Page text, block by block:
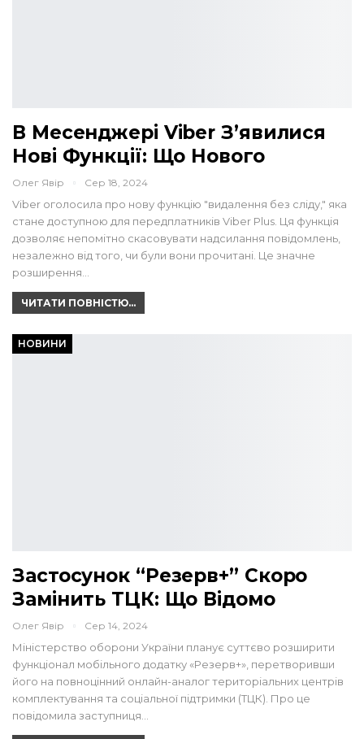
В Месенджері Viber З’явилися
Нові Функції: Що Нового
Олег Явір Сер 18, 2024
Viber оголосила про нову функцію "видалення без сліду," яка
стане доступною для передплатників Viber Plus. Ця функція
дозволяє непомітно скасовувати надсилання повідомлень,
незалежно від того, чи були вони прочитані. Це значне
розширення…
ЧИТАТИ ПОВНІСТЮ...
НОВИНИ
Застосунок “Резерв+” Скоро
Замінить ТЦК: Що Відомо
Олег Явір Сер 14, 2024
Міністерство оборони України планує суттєво розширити
функціонал мобільного додатку «Резерв+», перетворивши
його на повноцінний онлайн-аналог територіальних центрів
комплектування та соціальної підтримки (ТЦК). Про це
повідомила заступниця…